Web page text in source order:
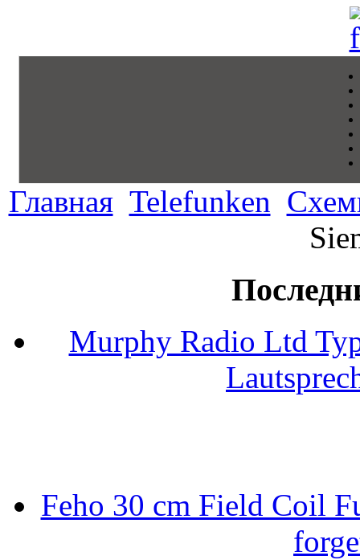
Главная Telefunken
Murphy Radio Ltd
Feho 30 cm Field Coil